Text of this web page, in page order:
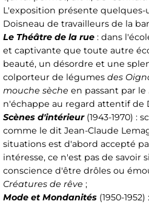
L'exposition présente quelques-
Doisneau de travailleurs de la
Le Théâtre de la rue : dans
et captivante que toute autre
beauté, un désordre et une
colporteur de légumes des
mouche sèche en passant par le
n'échappe au regard attentif de
Scènes d'intérieur(1943-1970) :
comme le dit Jean-Claude
situations est d'abord accepté
intéresse, ce n'est pas de savoir
conscience d'être drôles ou
Créatures de rêve ;
Mode et Mondanités (1950-